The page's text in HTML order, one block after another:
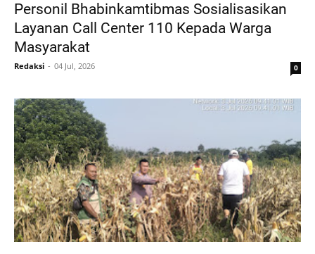
Personil Bhabinkamtibmas Sosialisasikan
Layanan Call Center 110 Kepada Warga
Masyarakat
Redaksi 04 Jul, 2026 0